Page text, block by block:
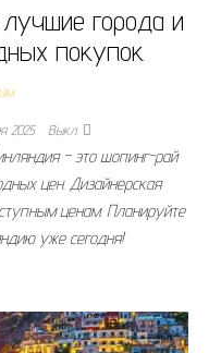
города и
покупок
2025 Выкл.
– это шопинг-рай
цен. Дизайнерская
ценам. Планируйте
уже сегодня!